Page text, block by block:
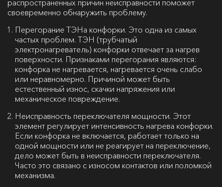
распространенных причин неисправности поможет
своевременно обнаружить проблему.
Перегорание ТЭНа конфорки. Это одна из самых
частых проблем. ТЭН (трубчатый
электронагреватель) конфорки отвечает за нагрев
поверхности. Признаками перегорания являются:
конфорка не нагревается, нагревается очень слабо
или неравномерно. Причиной может быть
естественный износ, скачки напряжения или
механическое повреждение.
Неисправность переключателя мощности. Этот
элемент регулирует интенсивность нагрева конфорки.
Если конфорка не включается, работает только на
одной мощности или не реагирует на переключение,
дело может быть в неисправности переключателя.
Часто это связано с износом контактов или поломкой
механизма.